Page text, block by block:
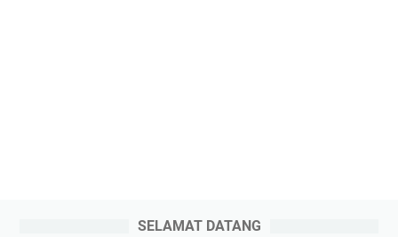
SELAMAT DATANG